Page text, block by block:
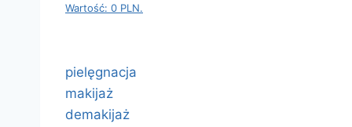
Wartość: 0 PLN.
pielęgnacja
makijaż
demakijaż